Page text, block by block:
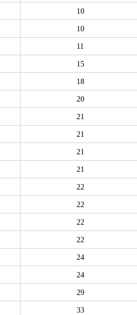
10
10
11
15
18
20
21
21
21
21
22
22
22
22
24
24
29
33